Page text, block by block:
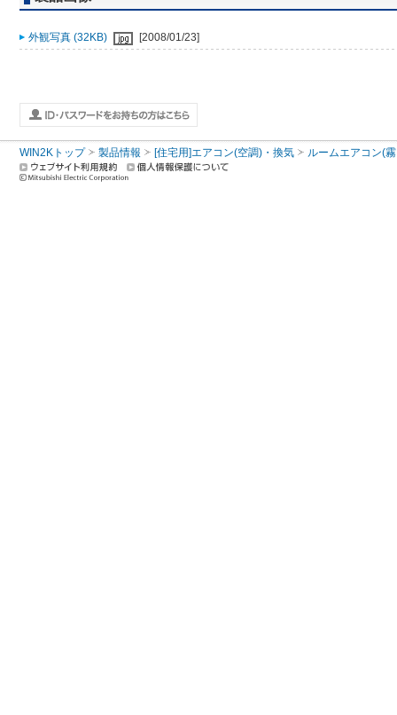
外観写真 (32KB) [2008/01/23]
WIN2Kトップ 製品情報 [住宅用]エアコン(空調)・換気 ルームエアコン(